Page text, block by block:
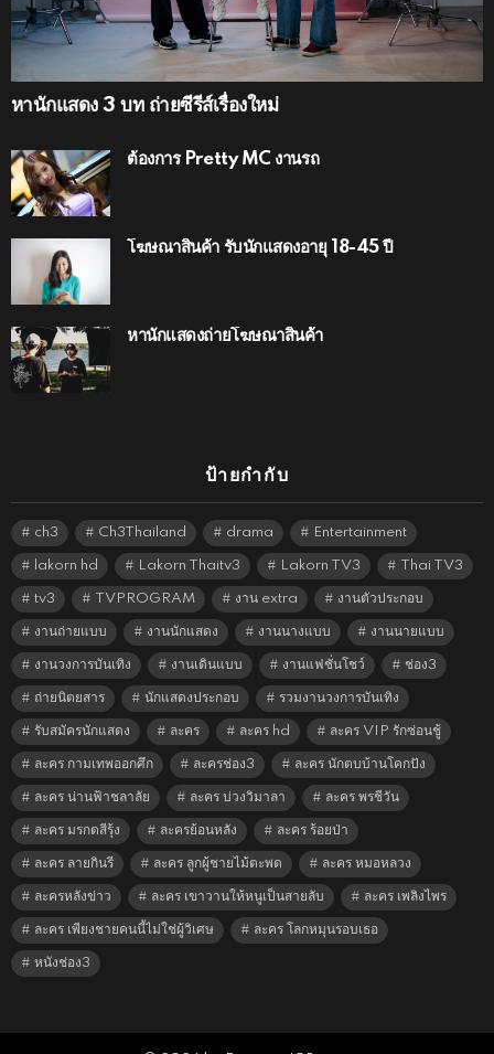
หานักแสดง 3 บท ถ่ายซีรีส์เรื่องใหม่
ต้องการ Pretty MC งานรถ
โฆษณาสินค้า รับนักแสดงอายุ 18-45 ปี
หานักแสดงถ่ายโฆษณาสินค้า
ป้ายกำกับ
ch3 Ch3Thailand drama Entertainment
lakorn hd Lakorn Thaitv3 Lakorn TV3 Thai TV3
tv3 TVPROGRAM งาน extra งานตัวประกอบ
งานถ่ายแบบ งานนักแสดง งานนางแบบ งานนายแบบ
งานวงการบันเทิง งานเดินแบบ งานแฟชั่นโชว์ ช่อง3
ถ่ายนิตยสาร นักแสดงประกอบ รวมงานวงการบันเทิง
รับสมัครนักแสดง ละคร ละคร hd ละคร VIP รักซ่อนชู้
ละคร กามเทพออกศึก ละครช่อง3 ละคร นักตบบ้านโคกปัง
ละคร น่านฟ้าชลาลัย ละคร บ่วงวิมาลา ละคร พรชีวัน
ละคร มรกตสีรุ้ง ละครย้อนหลัง ละคร ร้อยป่า
ละคร ลายกินรี ละคร ลูกผู้ชายไม้ตะพด ละคร หมอหลวง
ละครหลังข่าว ละคร เขาวานให้หนูเป็นสายลับ ละคร เพลิงไพร
ละคร เพียงชายคนนี้ไม่ใช่ผู้วิเศษ ละคร โลกหมุนรอบเธอ
หนังช่อง3